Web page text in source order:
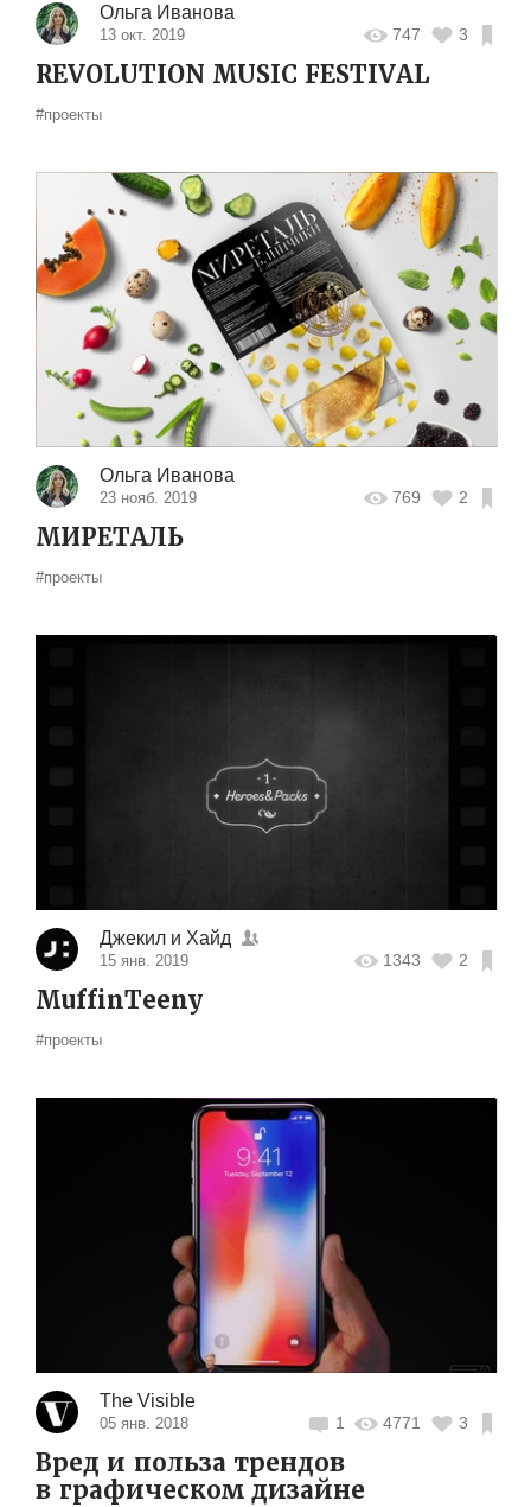
Ольга Иванова
13 окт. 2019 747 3
REVOLUTION MUSIC FESTIVAL
#проекты
Ольга Иванова
23 нояб. 2019 769 2
МИРЕТАЛЬ
#проекты
Джекил и Хайд
15 янв. 2019 1343 2
MuffinTeeny
#проекты
The Visible
05 янв. 2018 1 4771 3
Вред и польза трендов
в графическом дизайне